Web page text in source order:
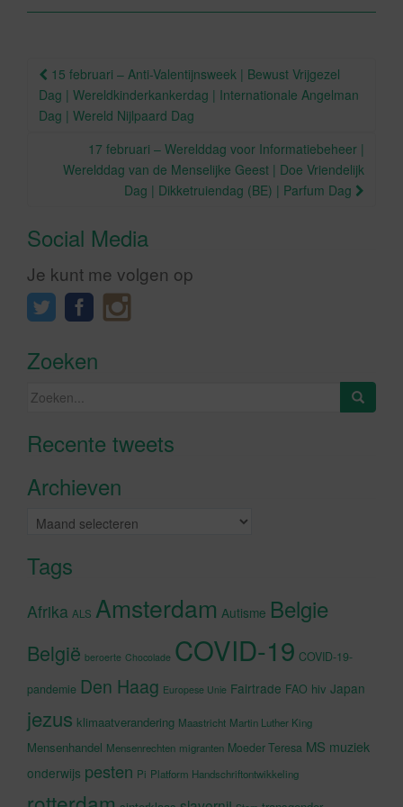
o
k
Berichtnavigatie
15 februari – Anti-Valentijnsweek | Bewust Vrijgezel
Dag | Wereldkinderkankerdag | Internationale Angelman
Dag | Wereld Nijlpaard Dag
17 februari – Werelddag voor Informatiebeheer |
Werelddag van de Menselijke Geest | Doe Vriendelijk
Dag | Dikketruiendag (BE) | Parfum Dag
Social Media
Je kunt me volgen op
Zoeken
Zoeken
Recente tweetsKlik om marketing cookies te
Archieven
Archieven
Tags
Afrika ALS Amsterdam Autisme Belgie
België beroerte Chocolade COVID-19 COVID-19-
pandemie Den Haag Europese Unie Fairtrade FAO hiv Japan
jezus klimaatverandering Maastricht Martin Luther King
Mensenhandel Mensenrechten migranten Moeder Teresa MS muziek
onderwijs pesten Pi Platform Handschriftontwikkeling